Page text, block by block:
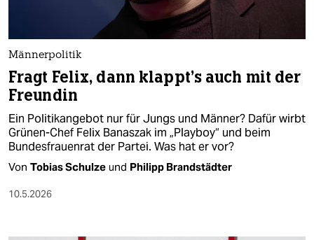
Männerpolitik
Fragt Felix, dann klappt’s auch mit der
Freundin
Ein Politikangebot nur für Jungs und Männer? Dafür wirbt
Grünen-Chef Felix Banaszak im „Playboy“ und beim
Bundesfrauenrat der Partei. Was hat er vor?
Von Tobias Schulze und Philipp Brandstädter
10.5.2026